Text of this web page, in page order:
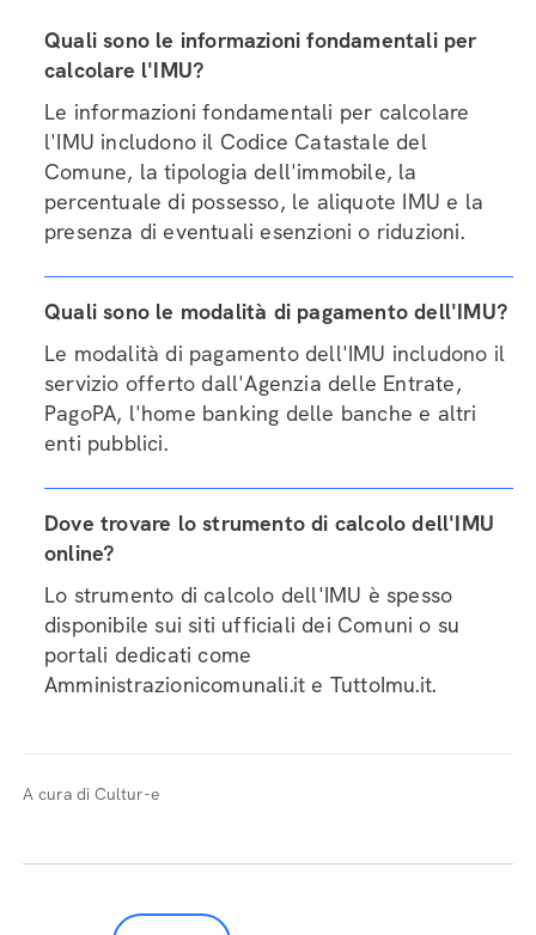
Quali sono le informazioni fondamentali per
calcolare l'IMU?
Le informazioni fondamentali per calcolare
l'IMU includono il Codice Catastale del
Comune, la tipologia dell'immobile, la
percentuale di possesso, le aliquote IMU e la
presenza di eventuali esenzioni o riduzioni.
Quali sono le modalità di pagamento dell'IMU?
Le modalità di pagamento dell'IMU includono il
servizio offerto dall'Agenzia delle Entrate,
PagoPA, l'home banking delle banche e altri
enti pubblici.
Dove trovare lo strumento di calcolo dell'IMU
online?
Lo strumento di calcolo dell'IMU è spesso
disponibile sui siti ufficiali dei Comuni o su
portali dedicati come
Amministrazionicomunali.it e TuttoImu.it.
A cura di Cultur-e